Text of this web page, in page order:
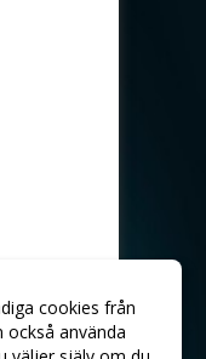
cookies från
också använda